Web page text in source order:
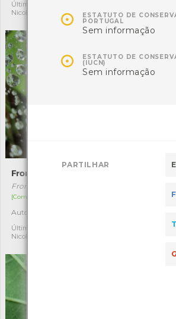
Última observação por:
Nicole Viana
Nicole
Frontinellina frutetorum
Frontinellina frutetorum
[Comum]
Autóctone
Última observação por:
Nicole Viana
Última
 ESTATUTO DE
PORTUGAL
Sem informação
 ESTATUTO DE
(IUCN)
Sem informação
PARTILHAR